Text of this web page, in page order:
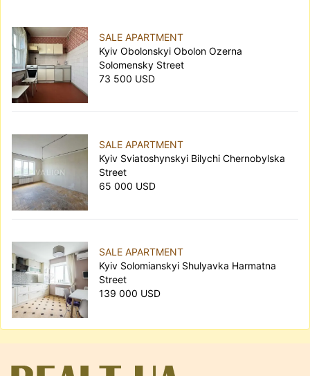
SALE APARTMENT
Kyiv Obolonskyi Obolon Ozerna
Solomensky Street
73 500 USD
SALE APARTMENT
Kyiv Sviatoshynskyi Bilychi Chernobylska
Street
65 000 USD
SALE APARTMENT
Kyiv Solomianskyi Shulyavka Harmatna
Street
139 000 USD